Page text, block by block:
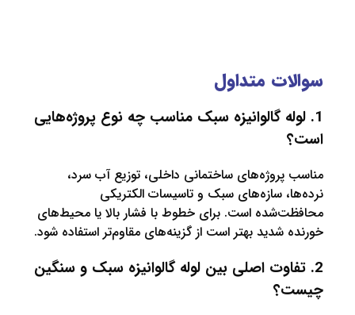
متداول
گالوانیزه سبک مناسب چه نوع پروژه‌هایی
ساختمانی داخلی، توزیع آب سرد،
سازه‌های سبک و تاسیسات الکتریکی
است. برای خطوط با فشار بالا یا محیط‌های
بهتر است از گزینه‌های مقاوم‌تر استفاده شود.
اصلی بین لوله گالوانیزه سبک و سنگین